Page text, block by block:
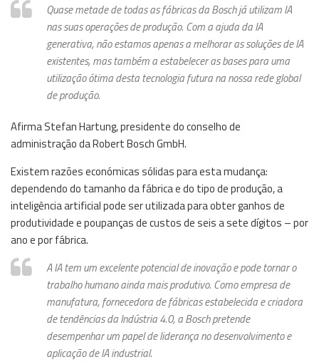
Quase metade de todas as fábricas da Bosch já utilizam IA
nas suas operações de produção. Com a ajuda da IA
generativa, não estamos apenas a melhorar as soluções de IA
existentes, mas também a estabelecer as bases para uma
utilização ótima desta tecnologia futura na nossa rede global
de produção.
Afirma Stefan Hartung, presidente do conselho de
administração da Robert Bosch GmbH.​
Existem razões económicas sólidas para esta mudança:
dependendo do tamanho da fábrica e do tipo de produção, a
inteligência artificial pode ser utilizada para obter ganhos de
produtividade e poupanças de custos de seis a sete dígitos – por
ano e por fábrica.
A IA tem um excelente potencial de inovação e pode tornar o
trabalho humano ainda mais produtivo. Como empresa de
manufatura, fornecedora de fábricas estabelecida e criadora
de tendências da Indústria 4.0, a Bosch pretende
desempenhar um papel de liderança no desenvolvimento e
aplicação de IA industrial.